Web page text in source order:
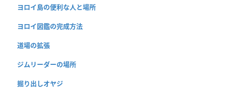
ヨロイ島の便利な人と場所
ヨロイ図鑑の完成方法
道場の拡張
ジムリーダーの場所
掘り出しオヤジ